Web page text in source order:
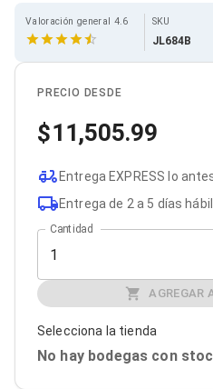
Accesorios para Cables
Jacks de Red
Conectores
Herramientas para Cables
Probadores de Cable
Cortadoras de Cable
Protectores para Cables
Cables para Impresoras
Bobinas
Cableado Estructurado
Cinchos
Adaptadores
Adaptadores PC
Adaptadores PC Serial
Adaptadores PC SATA
Adaptadores PC IDE
Valoración general 4.6 SKU
JL684B
PRECIO DESDE
11,505.99
Entrega EXPRESS lo
Entrega de 2 a 5 días
Cantidad
AGREGAR
Selecciona la tienda
No hay bodegas con